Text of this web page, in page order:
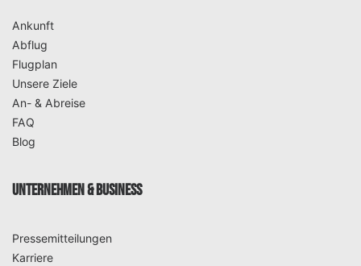
Ankunft
Abflug
Flugplan
Unsere Ziele
An- & Abreise
FAQ
Blog
UNTERNEHMEN & BUSINESS
Pressemitteilungen
Karriere